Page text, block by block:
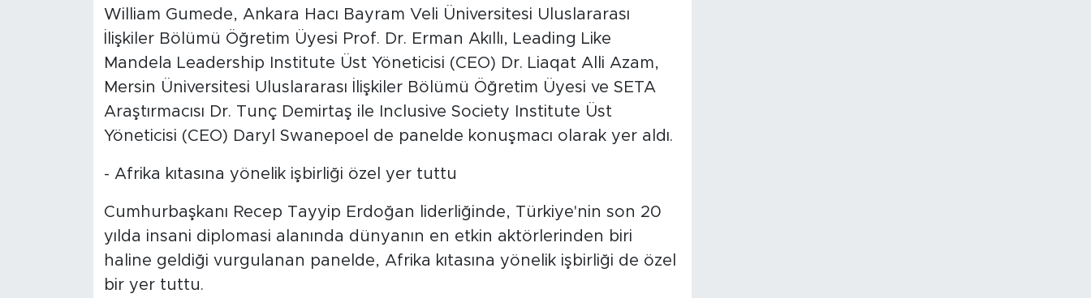
William Gumede, Ankara Hacı Bayram Veli Üniversitesi Uluslararası
İlişkiler Bölümü Öğretim Üyesi Prof. Dr. Erman Akıllı, Leading Like
Mandela Leadership Institute Üst Yöneticisi (CEO) Dr. Liaqat Alli Azam,
Mersin Üniversitesi Uluslararası İlişkiler Bölümü Öğretim Üyesi ve SETA
Araştırmacısı Dr. Tunç Demirtaş ile Inclusive Society Institute Üst
Yöneticisi (CEO) Daryl Swanepoel de panelde konuşmacı olarak yer aldı.
- Afrika kıtasına yönelik işbirliği özel yer tuttu
Cumhurbaşkanı Recep Tayyip Erdoğan liderliğinde, Türkiye'nin son 20
yılda insani diplomasi alanında dünyanın en etkin aktörlerinden biri
haline geldiği vurgulanan panelde, Afrika kıtasına yönelik işbirliği de özel
bir yer tuttu.